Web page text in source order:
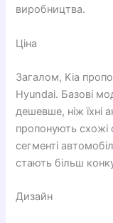
виробництва.
Ціна
Загалом, Kia
Hyundai. Базові
дешевше, ніж їхні
пропонують схожі
сегменті
стають більш
Дизайн